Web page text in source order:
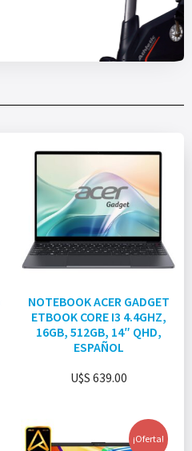
NOTEBOOK ACER GADGET
ETBOOK CORE I3 4.4GHZ,
16GB, 512GB, 14″ QHD,
ESPAÑOL
U$S 639.00
¡Oferta!